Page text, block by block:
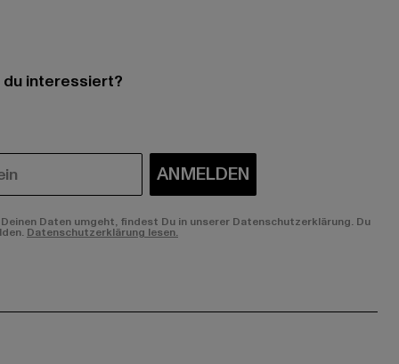
interessiert?
ANMELDEN
Daten umgeht, findest Du in unserer Datenschutzerklärung. Du
Datenschutzerklärung lesen.